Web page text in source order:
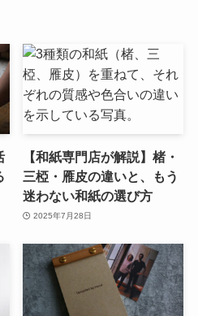
【和紙専門店が解説】楮・
三椏・雁皮の違いと、もう
迷わない和紙の選び方
2025年7月28日